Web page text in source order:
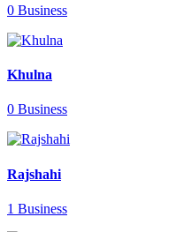
0 Business
Khulna
0 Business
Rajshahi
1 Business